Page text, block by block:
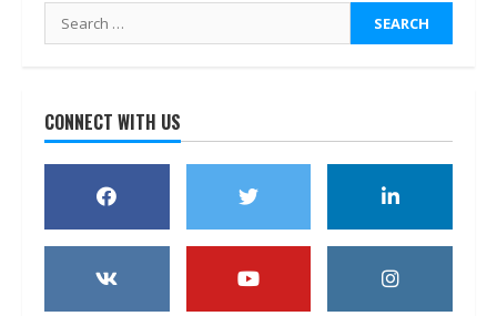
Search
for:
CONNECT WITH US